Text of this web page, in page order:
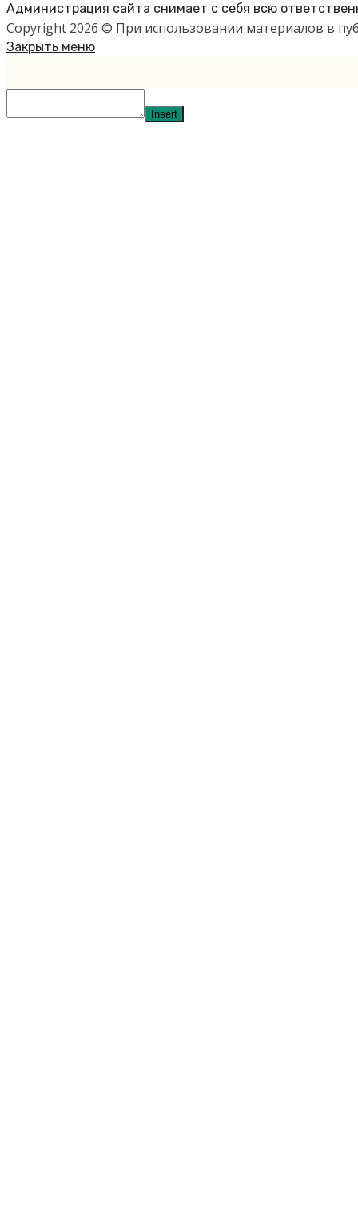
Администрация сайта снимает с себя всю
Copyright 2026 © При использовании материалов в
Закрыть меню
Insert